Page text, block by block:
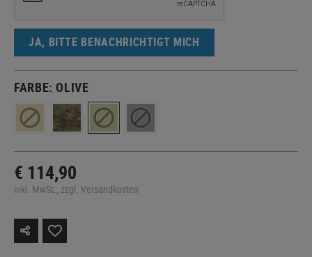
JA, BITTE BENACHRICHTIGT MICH
FARBE: OLIVE
€ 114,90
inkl. MwSt., zzgl. Versandkosten